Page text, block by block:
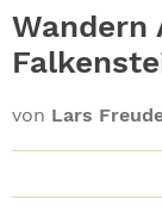
Wandern
von Lars
GEWINNEN
NEWSLETTER
SHOP